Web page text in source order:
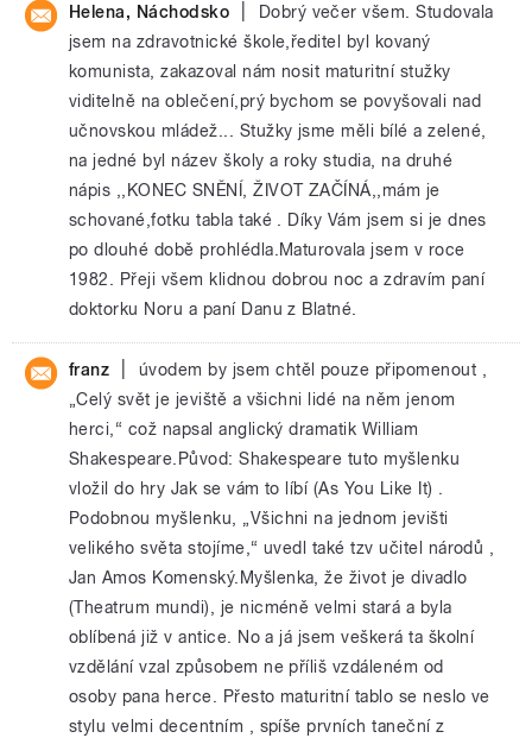
Helena, Náchodsko
Dobrý večer všem. Studovala
jsem na zdravotnické škole,ředitel byl kovaný
komunista, zakazoval nám nosit maturitní stužky
viditelně na oblečení,prý bychom se povyšovali nad
učnovskou mládež... Stužky jsme měli bílé a zelené,
na jedné byl název školy a roky studia, na druhé
nápis ,,KONEC SNĚNÍ, ŽIVOT ZAČÍNÁ,,mám je
schované,fotku tabla také . Díky Vám jsem si je dnes
po dlouhé době prohlédla.Maturovala jsem v roce
1982. Přeji všem klidnou dobrou noc a zdravím paní
doktorku Noru a paní Danu z Blatné.
franz
úvodem by jsem chtěl pouze připomenout ,
„Celý svět je jeviště a všichni lidé na něm jenom
herci,“ což napsal anglický dramatik William
Shakespeare.Původ: Shakespeare tuto myšlenku
vložil do hry Jak se vám to líbí (As You Like It) .
Podobnou myšlenku, „Všichni na jednom jevišti
velikého světa stojíme,“ uvedl také tzv učitel národů ,
Jan Amos Komenský.Myšlenka, že život je divadlo
(Theatrum mundi), je nicméně velmi stará a byla
oblíbená již v antice. No a já jsem veškerá ta školní
vzdělání vzal způsobem ne příliš vzdáleném od
osoby pana herce. Přesto maturitní tablo se neslo ve
stylu velmi decentním , spíše prvních taneční z